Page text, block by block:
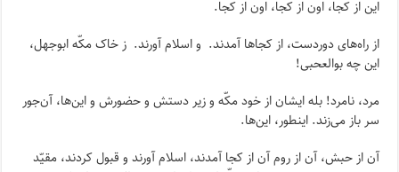
این از کجا، اون از کجا، اون از کجا.
از راه‌های دور‌دست، از کجاها آمدند. و اسلام آورند. ز خاک مکّه ابوجهل،
این چه بوالعحبی!
مرد، نامرد! بله ایشان از خود مکّه و زیر دستش و حضورش و این‌ها، آن‌جور
سر باز می‌زند. اینطور، این‌ها.
آن از حبش، آن از روم آن از کجا آمدند، اسلام آورند و قبول کردند، مقیّد